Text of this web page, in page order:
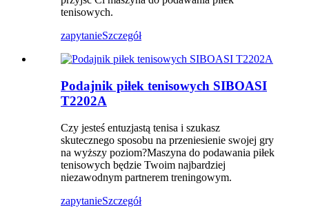
tenisowych.
zapytanieSzczegół
Podajnik piłek tenisowych SIBOASI
T2202A
Czy jesteś entuzjastą tenisa i szukasz
skutecznego sposobu na przeniesienie swojej gry
na wyższy poziom?Maszyna do podawania piłek
tenisowych będzie Twoim najbardziej
niezawodnym partnerem treningowym.
zapytanieSzczegół